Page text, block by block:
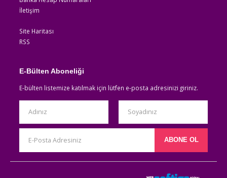
İletişim
Site Haritası
RSS
E-Bülten Aboneliği
E-bülten listemize katılmak için lütfen e-posta adresinizi giriniz.